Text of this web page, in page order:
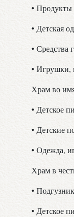
• Продукты
• Детская
• Средства
• Игрушки,
Храм во
• Детское
• Детские
• Одежда,
Храм в
•
• Детское